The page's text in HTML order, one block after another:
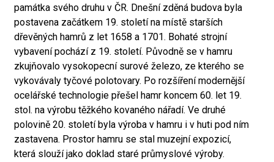
památka svého druhu v ČR. Dnešní zděná budova byla
postavena začátkem 19. století na místě starších
dřevěných hamrů z let 1658 a 1701. Bohaté strojní
vybavení pochází z 19. století. Původně se v hamru
zkujňovalo vysokopecní surové železo, ze kterého se
vykovávaly tyčové polotovary. Po rozšíření modernější
ocelářské technologie přešel hamr koncem 60. let 19.
stol. na výrobu těžkého kovaného nářadí. Ve druhé
polovině 20. století byla výroba v hamru i v huti pod ním
zastavena. Prostor hamru se stal muzejní expozicí,
která slouží jako doklad staré průmyslové výroby.